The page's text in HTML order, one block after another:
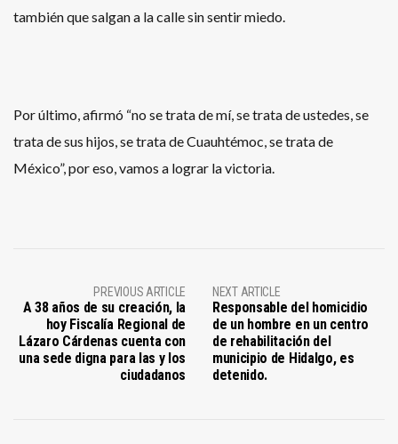
también que salgan a la calle sin sentir miedo.
Por último, afirmó “no se trata de mí, se trata de ustedes, se
trata de sus hijos, se trata de Cuauhtémoc, se trata de
México”, por eso, vamos a lograr la victoria.
PREVIOUS ARTICLE
A 38 años de su creación, la
hoy Fiscalía Regional de
Lázaro Cárdenas cuenta con
una sede digna para las y los
ciudadanos
NEXT ARTICLE
Responsable del homicidio
de un hombre en un centro
de rehabilitación del
municipio de Hidalgo, es
detenido.